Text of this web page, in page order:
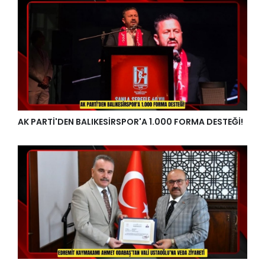
AK PARTİ'DEN BALIKESİRSPOR'A 1.000 FORMA DESTEĞİ!